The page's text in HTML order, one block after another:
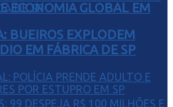
ECONOMIA GLOBAL EM
BUEIROS EXPLODEM
EM FÁBRICA DE SP